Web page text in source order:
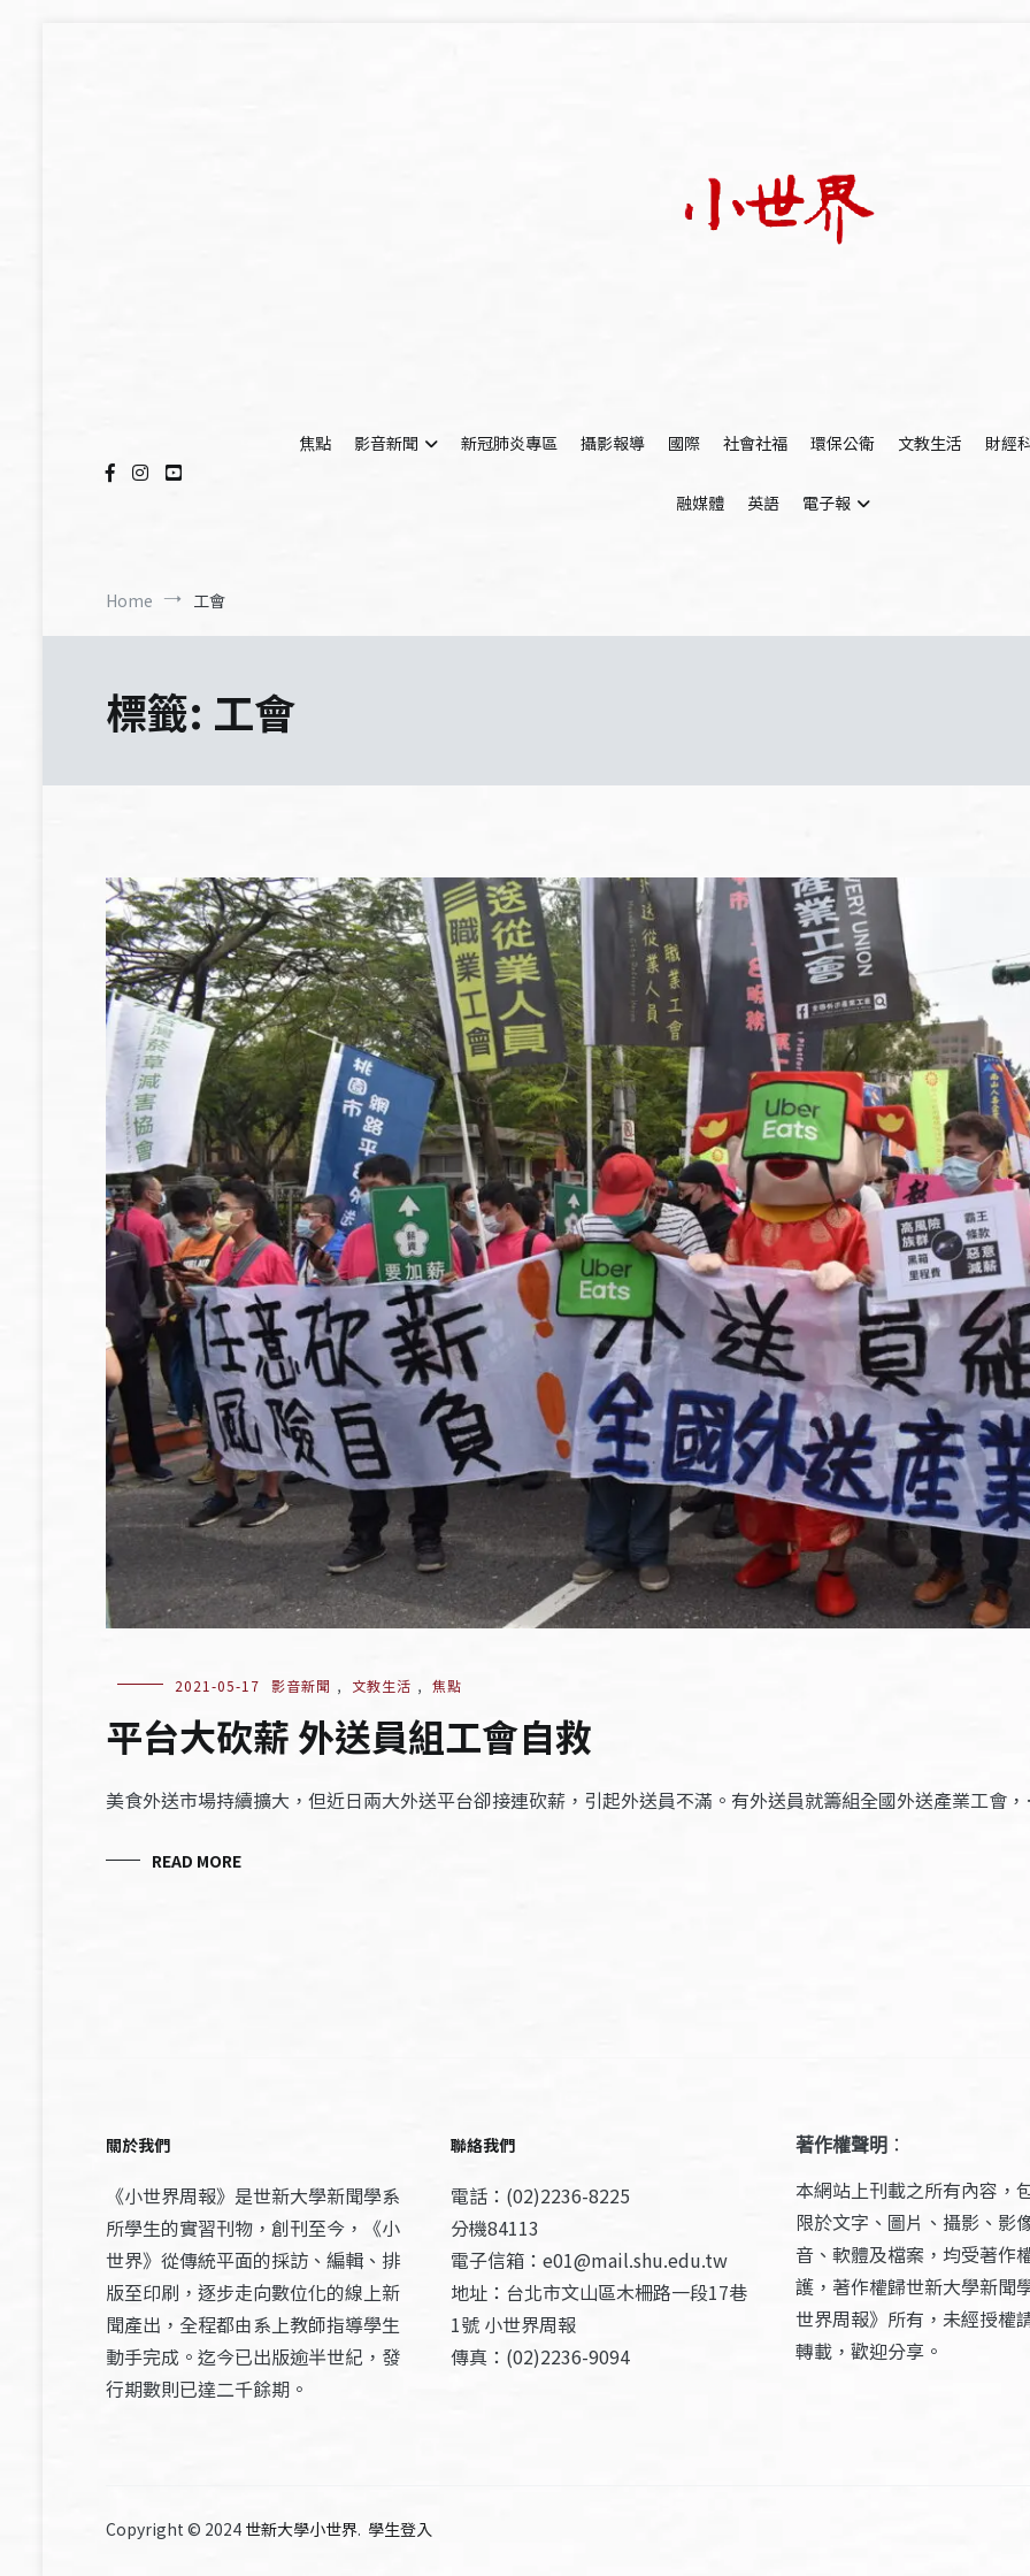
焦點
影音新聞 新冠肺炎專區 攝影報導 國際 社會社福 環保公衛 文教生活 財經
融媒體 英語 電子報
Home 工會
標籤: 工會
2021-05-17 影音新聞 , 文教生活 , 焦點
平台大砍薪 外送員組工會自救
美食外送市場持續擴大，但近日兩大外送平台卻接連砍薪，引起外送員不滿。有外送員就籌組全國外送產業工會
READ MORE
關於我們
《小世界周報》是世新大學新聞學系
所學生的實習刊物，創刊至今，《小
世界》從傳統平面的採訪、編輯、排
版至印刷，逐步走向數位化的線上新
聞產出，全程都由系上教師指導學生
動手完成。迄今已出版逾半世紀，發
行期數則已達二千餘期。
聯絡我們
電話：(02)2236-8225
分機84113
電子信箱：e01@mail.shu.edu.tw
地址：台北市文山區木柵路一段17巷
1號 小世界周報
傳真：(02)2236-9094
著作權聲明 ：
本網站上刊載之所有內容，
限於文字、圖片、攝影、影
音、軟體及檔案，均受著作
護，著作權歸世新大學新聞
世界周報》所有，未經授權
轉載，歡迎分享。
Copyright © 2024 世新大學小世界. 學生登入